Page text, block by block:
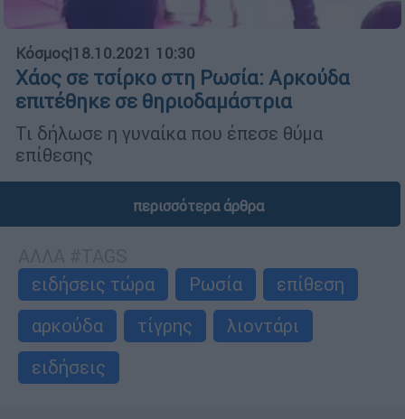
Κόσμος|18.10.2021 10:30
Χάος σε τσίρκο στη Ρωσία: Αρκούδα
επιτέθηκε σε θηριοδαμάστρια
Τι δήλωσε η γυναίκα που έπεσε θύμα
επίθεσης
περισσότερα άρθρα
ειδήσεις τώρα
Ρωσία
επίθεση
αρκούδα
τίγρης
λιοντάρι
ειδήσεις